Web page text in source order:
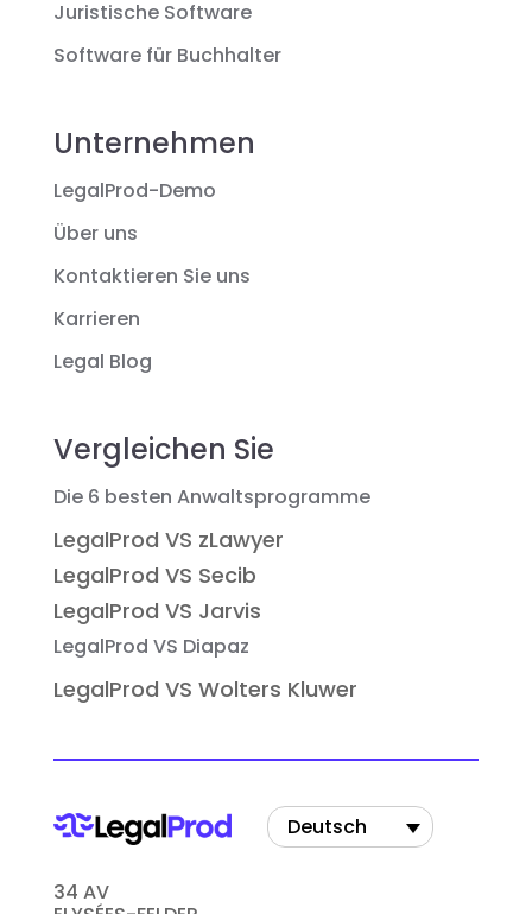
Juristische Software
Software für Buchhalter
Unternehmen
LegalProd-Demo
Über uns
Kontaktieren Sie uns
Karrieren
Legal Blog
Vergleichen Sie
Die 6 besten Anwaltsprogramme
LegalProd VS zLawyer
LegalProd VS Secib
LegalProd VS Jarvis
LegalProd VS Diapaz
LegalProd VS Wolters Kluwer
34 AV
Deutsch